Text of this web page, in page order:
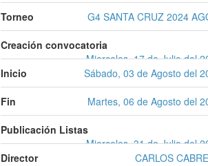
Torneo G4 SANTA CRUZ 2024
Creación convocatoria
Miercoles, 17 de Julio del
Inicio
Sábado, 03 de Agosto del
Fin Martes, 06 de Agosto del
Publicación Listas
Miercoles, 31 de Julio del
Director
CARLOS